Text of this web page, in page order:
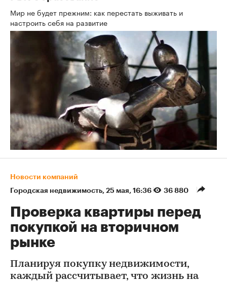
Мир не будет прежним: как перестать выживать и
настроить себя на развитие
Новости компаний
Городская недвижимость⁠, 25 мая, 16:36 36 880
Проверка квартиры перед
покупкой на вторичном
рынке
Планируя покупку недвижимости,
каждый рассчитывает, что жизнь на